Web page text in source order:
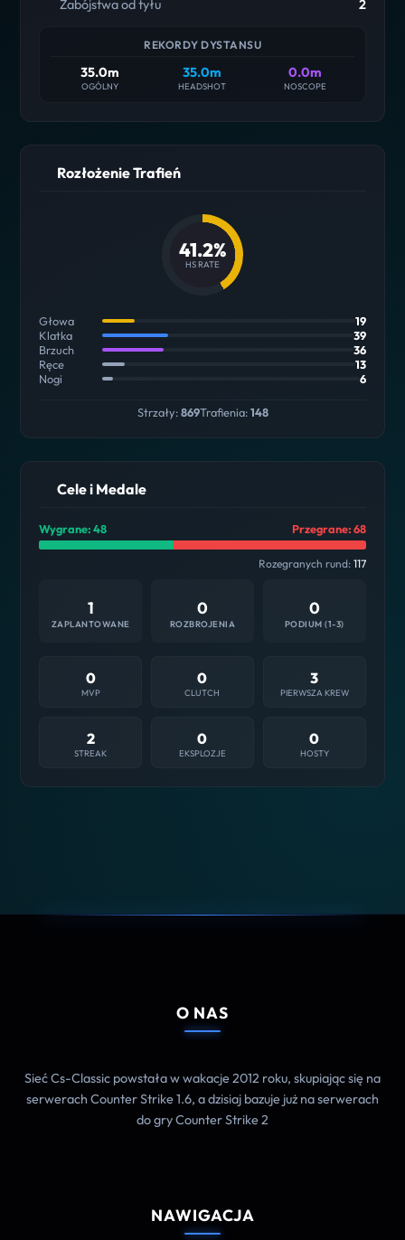
Zabójstwa od tyłu
2
REKORDY DYSTANSU
35.0m
OGÓLNY
35.0m
HEADSHOT
0.0m
NOSCOPE
Rozłożenie Trafień
41.2%
HS RATE
Głowa
19
Klatka
39
Brzuch
36
Ręce
13
Nogi
6
Strzały:869Trafienia:148
Cele i Medale
Wygrane: 48 Przegrane: 68
Rozegranych rund: 117
1
ZAPLANTOWANE
0
ROZBROJENIA
0
PODIUM (1-3)
0
MVP
0
CLUTCH
3
PIERWSZA KREW
2
STREAK
0
EKSPLOZJE
0
HOSTY
O NAS
Sieć Cs-Classic powstała w wakacje 2012 roku, skupiając się na
serwerach Counter Strike 1.6, a dzisiaj bazuje już na serwerach
do gry Counter Strike 2
NAWIGACJA